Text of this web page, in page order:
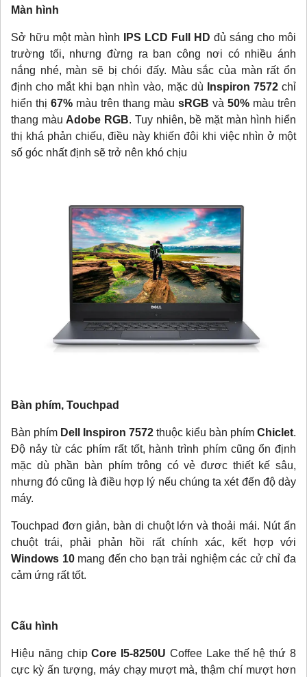
Màn hình
Sở hữu một màn hình IPS LCD Full HD đủ sáng cho môi
trường tối, nhưng đừng ra ban công nơi có nhiều ánh
nắng nhé, màn sẽ bị chói đấy. Màu sắc của màn rất ổn
định cho mắt khi bạn nhìn vào, mặc dù
Inspiron 7572chỉ
hiển thị 67% màu trên thang màu sRGB và 50% màu trên
thang màu Adobe RGB. Tuy nhiên, bề mặt màn hình hiển
thị khá phản chiếu, điều này khiến đôi khi việc nhìn ở một
số góc nhất định sẽ trở nên khó chịu
Bàn phím, Touchpad
Bàn phím Dell Inspiron 7572 thuộc kiểu bàn phím Chiclet.
Độ nảy từ các phím rất tốt, hành trình phím cũng ổn định
mặc dù phần bàn phím trông có vẻ đươc thiết kế sâu,
nhưng đó cũng là điều hợp lý nếu chúng ta xét đến độ dày
máy.
Touchpad đơn giản, bàn di chuột lớn và thoải mái. Nút ấn
chuột trái, phải phản hồi rất chính xác, kết hợp với
Windows 10mang đến cho bạn trải nghiệm các cử chỉ đa
cảm ứng rất tốt.
Cấu hình
Hiệu năng chipCore I5-8250U Coffee Lake thế hệ thứ 8
cực kỳ ấn tượng, máy chạy mượt mà, thậm chí mượt hơn